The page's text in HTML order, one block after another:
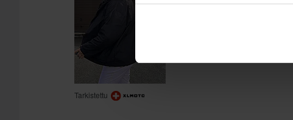
Tarkistettu